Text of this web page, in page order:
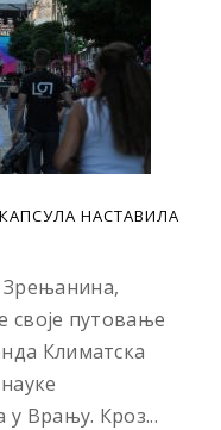
НАСТАВИЛА
своје путовање
Климатска
у Врању. Кроз...